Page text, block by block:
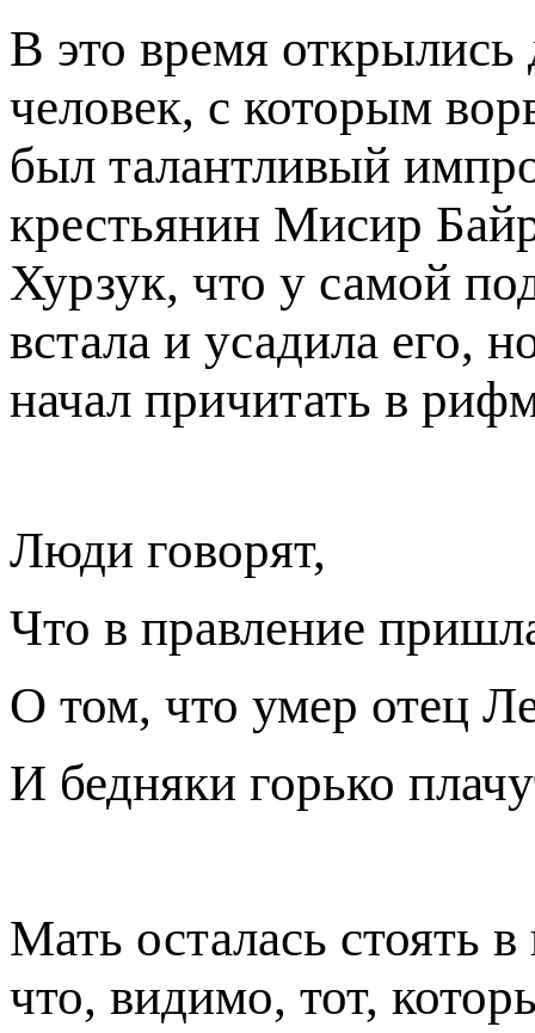
В это время
человек, с которым
был талантливый
крестьянин Мисир
Хурзук, что у самой
встала и усадила его,
начал причитать в
Люди говорят,
Что в правление
О том, что умер отец
И бедняки горько
Мать осталась стоять
что, видимо, тот,